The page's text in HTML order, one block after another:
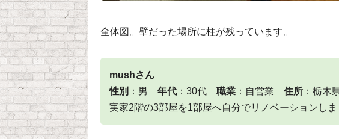
全体図。壁だった場所に柱が残っています。
mushさん
性別 ：男 年代 ：30代 職業 ：自営業 住所 ：栃木
実家2階の3部屋を1部屋へ自分でリノベーションしま